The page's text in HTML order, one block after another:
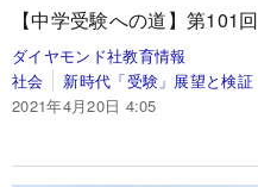
【中学受験への道】第101回
ダイヤモンド社教育情報
社会
新時代「受験」展望と検証
2021年4月20日 4:05